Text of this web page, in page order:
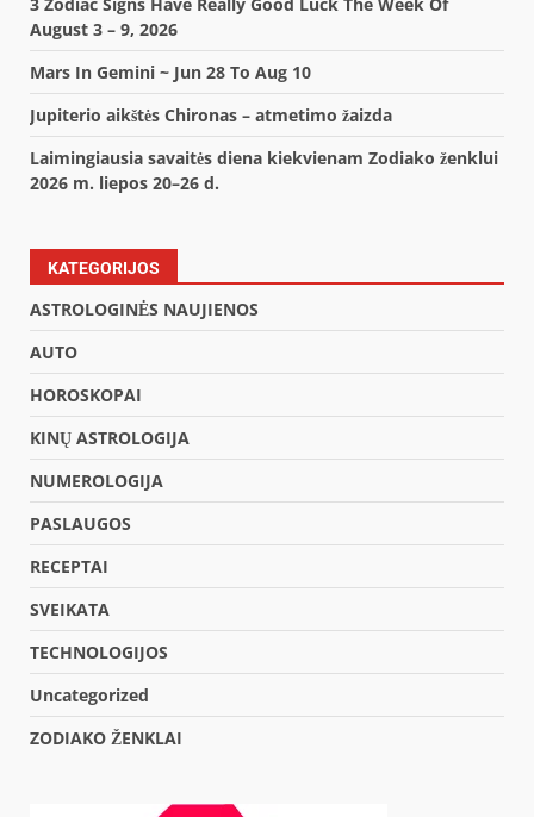
August 3 – 9, 2026
Mars In Gemini ~ Jun 28 To Aug 10
Jupiterio aikštės Chironas – atmetimo žaizda
Laimingiausia savaitės diena kiekvienam Zodiako ženklui
2026 m. liepos 20–26 d.
KATEGORIJOS
ASTROLOGINĖS NAUJIENOS
AUTO
HOROSKOPAI
KINŲ ASTROLOGIJA
NUMEROLOGIJA
PASLAUGOS
RECEPTAI
SVEIKATA
TECHNOLOGIJOS
Uncategorized
ZODIAKO ŽENKLAI